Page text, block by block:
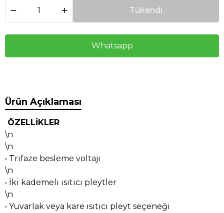
Tükendi
Whatsapp
Ürün Açıklaması
ÖZELLİKLER
\n
\n
• Trifaze besleme voltajı
\n
• İki kademeli ısıtıcı pleytler
\n
• Yuvarlak veya kare ısıtıcı pleyt seçeneği